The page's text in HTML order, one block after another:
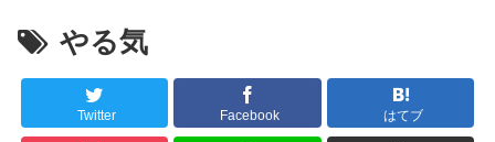
やる気
Twitter Facebook はてブ